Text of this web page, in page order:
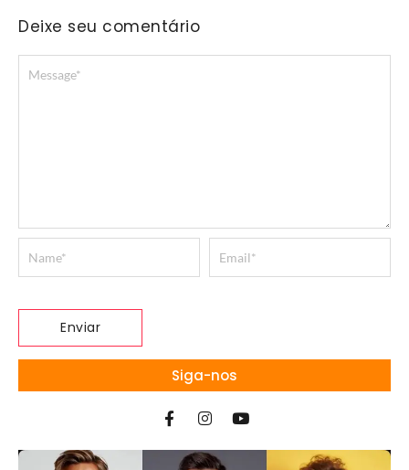
Deixe seu comentário
Siga-nos